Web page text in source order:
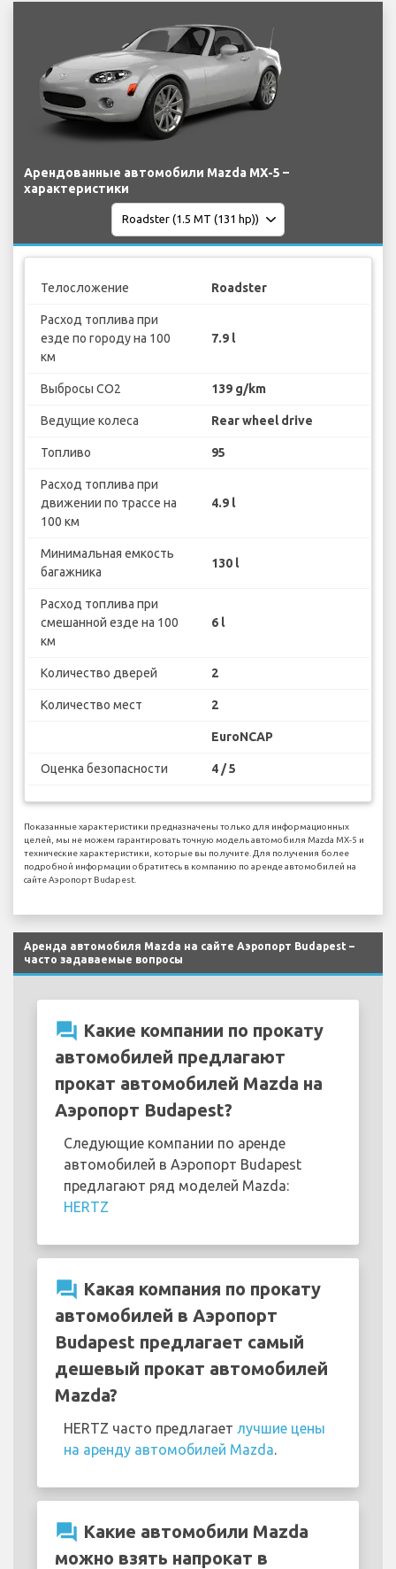
Арендованные автомобили Mazda MX-5 –
характеристики
Телосложение Roadster
Расход топлива при
езде по городу на 100
км
7.9 l
Выбросы CO2 139 g/km
Ведущие колеса Rear wheel drive
Топливо 95
Расход топлива при
движении по трассе на
100 км
4.9 l
Минимальная емкость
багажника
130 l
Расход топлива при
смешанной езде на 100
км
6 l
Количество дверей 2
Количество мест 2
EuroNCAP
Оценка безопасности 4 / 5
Показанные характеристики предназначены только для информационных
целей, мы не можем гарантировать точную модель автомобиля Mazda MX-5 и
технические характеристики, которые вы получите. Для получения более
подробной информации обратитесь в компанию по аренде автомобилей на
сайте Аэропорт Budapest.
Аренда автомобиля Mazda на сайте Аэропорт Budapest –
часто задаваемые вопросы
question_answer Какие компании по прокату
автомобилей предлагают
прокат автомобилей Mazda на
Аэропорт Budapest?
Следующие компании по аренде
автомобилей в Аэропорт Budapest
предлагают ряд моделей Mazda:
HERTZ
question_answer Какая компания по прокату
автомобилей в Аэропорт
Budapest предлагает самый
дешевый прокат автомобилей
Mazda?
HERTZ часто предлагает лучшие цены
на аренду автомобилей Mazda
question_answer Какие автомобили Mazda
можно взять напрокат в